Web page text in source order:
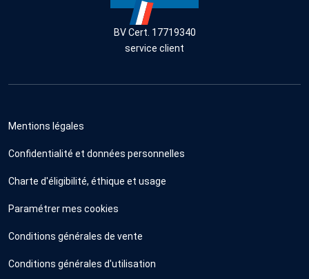
BV Cert. 17719340
service client
Mentions légales
Confidentialité et données personnelles
Charte d'éligibilité, éthique et usage
Paramétrer mes cookies
Conditions générales de vente
Conditions générales d'utilisation